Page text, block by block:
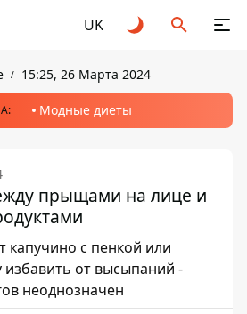
UK
15:25, 26 Марта 2024
Модные диеты
прыщами на лице и
капучино с пенкой или
избавить от высыпаний -
неоднозначен